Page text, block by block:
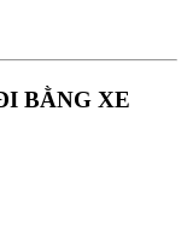
BẰNG XE